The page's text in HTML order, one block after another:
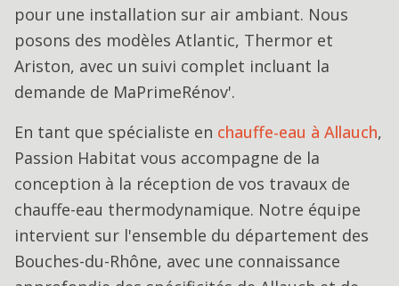
pour une installation sur air ambiant. Nous
posons des modèles Atlantic, Thermor et
Ariston, avec un suivi complet incluant la
demande de MaPrimeRénov'.
En tant que spécialiste en chauffe-eau à Allauch,
Passion Habitat vous accompagne de la
conception à la réception de vos travaux de
chauffe-eau thermodynamique. Notre équipe
intervient sur l'ensemble du département des
Bouches-du-Rhône, avec une connaissance